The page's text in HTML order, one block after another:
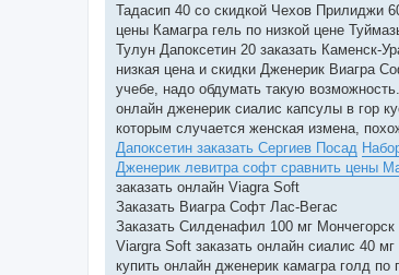
Тадасип 40 со скидкой Чехов Прилиджи
цены Камагра гель по низкой цене
Тулун Дапоксетин 20 заказать Каменск-
низкая цена и скидки Дженерик Виагра
учебе, надо обдумать такую
онлайн дженерик сиалис капсулы в гор
которым случается женская измена,
Дапоксетин заказать Сергиев Посад
Дженерик левитра софт сравнить цены
заказать онлайн Viagra Soft
Заказать Виагра Софт Лас-Вегас
Заказать Силденафил 100 мг Мончегорск
Viargra Soft заказать онлайн сиалис 40
купить онлайн дженерик камагра голд